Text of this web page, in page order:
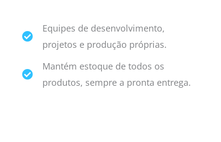
Equipes de desenvolvimento,
projetos e produção próprias.
Mantém estoque de todos os
produtos, sempre a pronta entrega.